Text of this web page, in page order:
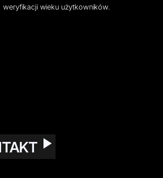
weryfikacji wieku użytkowników.